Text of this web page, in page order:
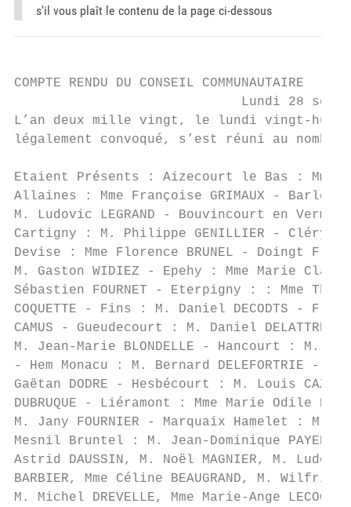
s'il vous plaît le contenu de la page ci-dessous
COMPTE RENDU DU CONSEIL COMMUNAUTAIRE
Lundi 28
L’an deux mille vingt, le lundi vingt-huit
légalement convoqué, s’est réuni au
Etaient Présents : Aizecourt le Bas : Mme
Allaines : Mme Françoise GRIMAUX -
M. Ludovic LEGRAND - Bouvincourt en
Cartigny : M. Philippe GENILLIER - Cléry sur
Devise : Mme Florence BRUNEL - Doingt
M. Gaston WIDIEZ - Epehy : Mme Marie
Sébastien FOURNET - Eterpigny : : Mme
COQUETTE - Fins : M. Daniel DECODTS -
CAMUS - Gueudecourt : M. Daniel
M. Jean-Marie BLONDELLE - Hancourt : M.
- Hem Monacu : M. Bernard DELEFORTRIE
Gaëtan DODRE - Hesbécourt : M. Louis
DUBRUQUE - Liéramont : Mme Marie Odile
M. Jany FOURNIER - Marquaix Hamelet : M.
Mesnil Bruntel : M. Jean-Dominique
Astrid DAUSSIN, M. Noël MAGNIER, M.
BARBIER, Mme Céline BEAUGRAND, M. Wilfried
M. Michel DREVELLE, Mme Marie-Ange